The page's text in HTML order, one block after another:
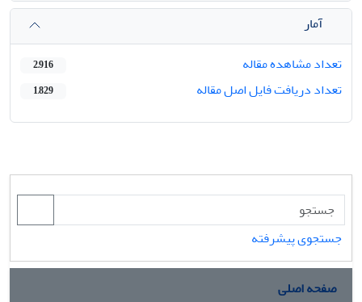
آمار
تعداد مشاهده مقاله
2,916
تعداد دریافت فایل اصل مقاله 1,829
جستجوی پیشرفته
صفحه اصلی